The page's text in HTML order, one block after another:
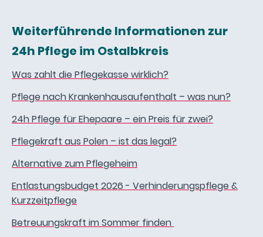
Weiterführende Informationen zur
24h Pflege im Ostalbkreis
Was zahlt die Pflegekasse wirklich?
Pflege nach Krankenhausaufenthalt – was nun?
24h Pflege für Ehepaare – ein Preis für zwei?
Pflegekraft aus Polen – ist das legal?
Alternative zum Pflegeheim
Entlastungsbudget 2026 - Verhinderungspflege &
Kurzzeitpflege
Betreuungskraft im Sommer finden